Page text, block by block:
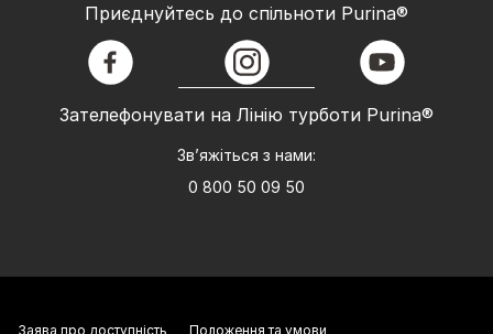
Зателефонувати на Лінію турботи Purina®
Зв’яжіться з нами:
0 800 50 09 50
Приєднуйтесь до спільноти Purina®
facebook instagram youtube
Заява про доступність Положення та умови